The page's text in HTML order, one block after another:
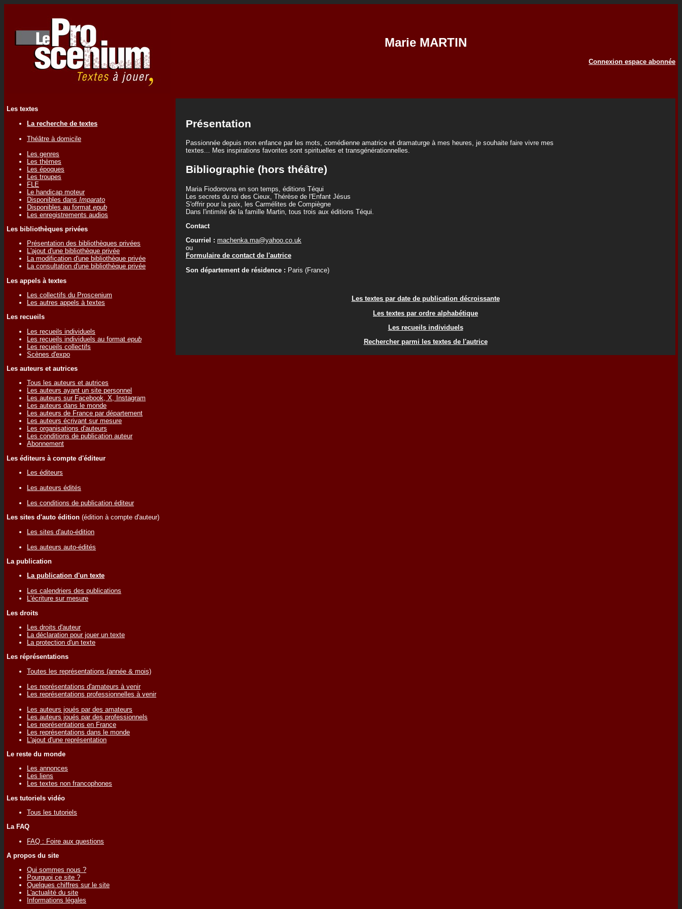
Marie MARTIN
Connexion espace abonnée
Les textes
La recherche de textes
Théâtre à domicile
Les genres
Les thèmes
Les époques
Les troupes
FLE
Le handicap moteur
Disponibles dans Imparato
Disponibles au format epub
Les enregistrements audios
Les bibliothèques privées
Présentation des bibliothèques privées
L'ajout d'une bibliothèque privée
La modification d'une bibliothèque privée
La consultation d'une bibliothèque privée
Les appels à textes
Les collectifs du Proscenium
Les autres appels à textes
Les recueils
Les recueils individuels
Les recueils individuels au format epub
Les recueils collectifs
Scènes d'expo
Les auteurs et autrices
Tous les auteurs et autrices
Les auteurs ayant un site personnel
Les auteurs sur Facebook, X, Instagram
Les auteurs dans le monde
Les auteurs de France par département
Les auteurs écrivant sur mesure
Les organisations d'auteurs
Les conditions de publication auteur
Abonnement
Les éditeurs à compte d'éditeur
Les éditeurs
Les auteurs édités
Les conditions de publication éditeur
Les sites d'auto édition (édition à compte d'auteur)
Les sites d'auto-édition
Les auteurs auto-édités
La publication
La publication d'un texte
Les calendriers des publications
L'écriture sur mesure
Les droits
Les droits d'auteur
La déclaration pour jouer un texte
La protection d'un texte
Les réprésentations
Toutes les représentations (année & mois)
Les représentations d'amateurs à venir
Les représentations professionnelles à venir
Les auteurs joués par des amateurs
Les auteurs joués par des professionnels
Les représentations en France
Les représentations dans le monde
L'ajout d'une représentation
Le reste du monde
Les annonces
Les liens
Les textes non francophones
Les tutoriels vidéo
Tous les tutoriels
La FAQ
FAQ : Foire aux questions
A propos du site
Qui sommes nous ?
Pourquoi ce site ?
Quelques chiffres sur le site
L'actualité du site
Informations légales
Présentation
Passionnée depuis mon enfance par les mots, comédienne amatrice et dramaturge à mes heures, je souhaite faire vivre mes
textes... Mes inspirations favorites sont spirituelles et transgénérationnelles.
Bibliographie (hors théâtre)
Maria Fiodorovna en son temps, éditions Téqui
Les secrets du roi des Cieux, Thérèse de l'Enfant Jésus
S'offrir pour la paix, les Carmélites de Compiègne
Dans l'intimité de la famille Martin, tous trois aux éditions Téqui.
Contact
Courriel : machenka.ma@yahoo.co.uk
ou
Formulaire de contact de l'autrice
Son département de résidence : Paris (France)
Les textes par date de publication décroissante
Les textes par ordre alphabétique
Les recueils individuels
Rechercher parmi les textes de l'autrice